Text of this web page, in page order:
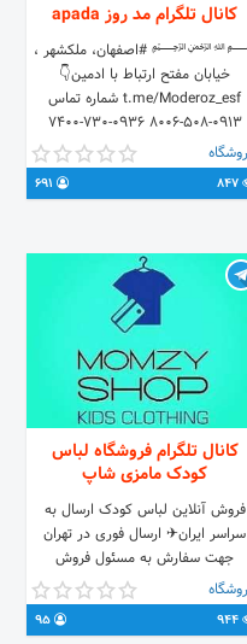
کانال تلگرام مد روز apada
#اصفهان، ملکشهر ،
خیابان مفتح ارتباط با ادمین👇
t.me/Moderoz_esf شماره تماس
0913-508-8006 0936-730-7400
کانال تلگرام فروشگاه لباس
کودک مامزی شاپ
فروش آنلاین لباس کودک ارسال به
سراسر ایران✈ ارسال فوری در تهران
جهت سفارش به مسئول فروش
@momzyshop2019 پیام دهید. هدیه
های جشنواره افتتاحیه فروشگاه رو از
دست ندید🎁